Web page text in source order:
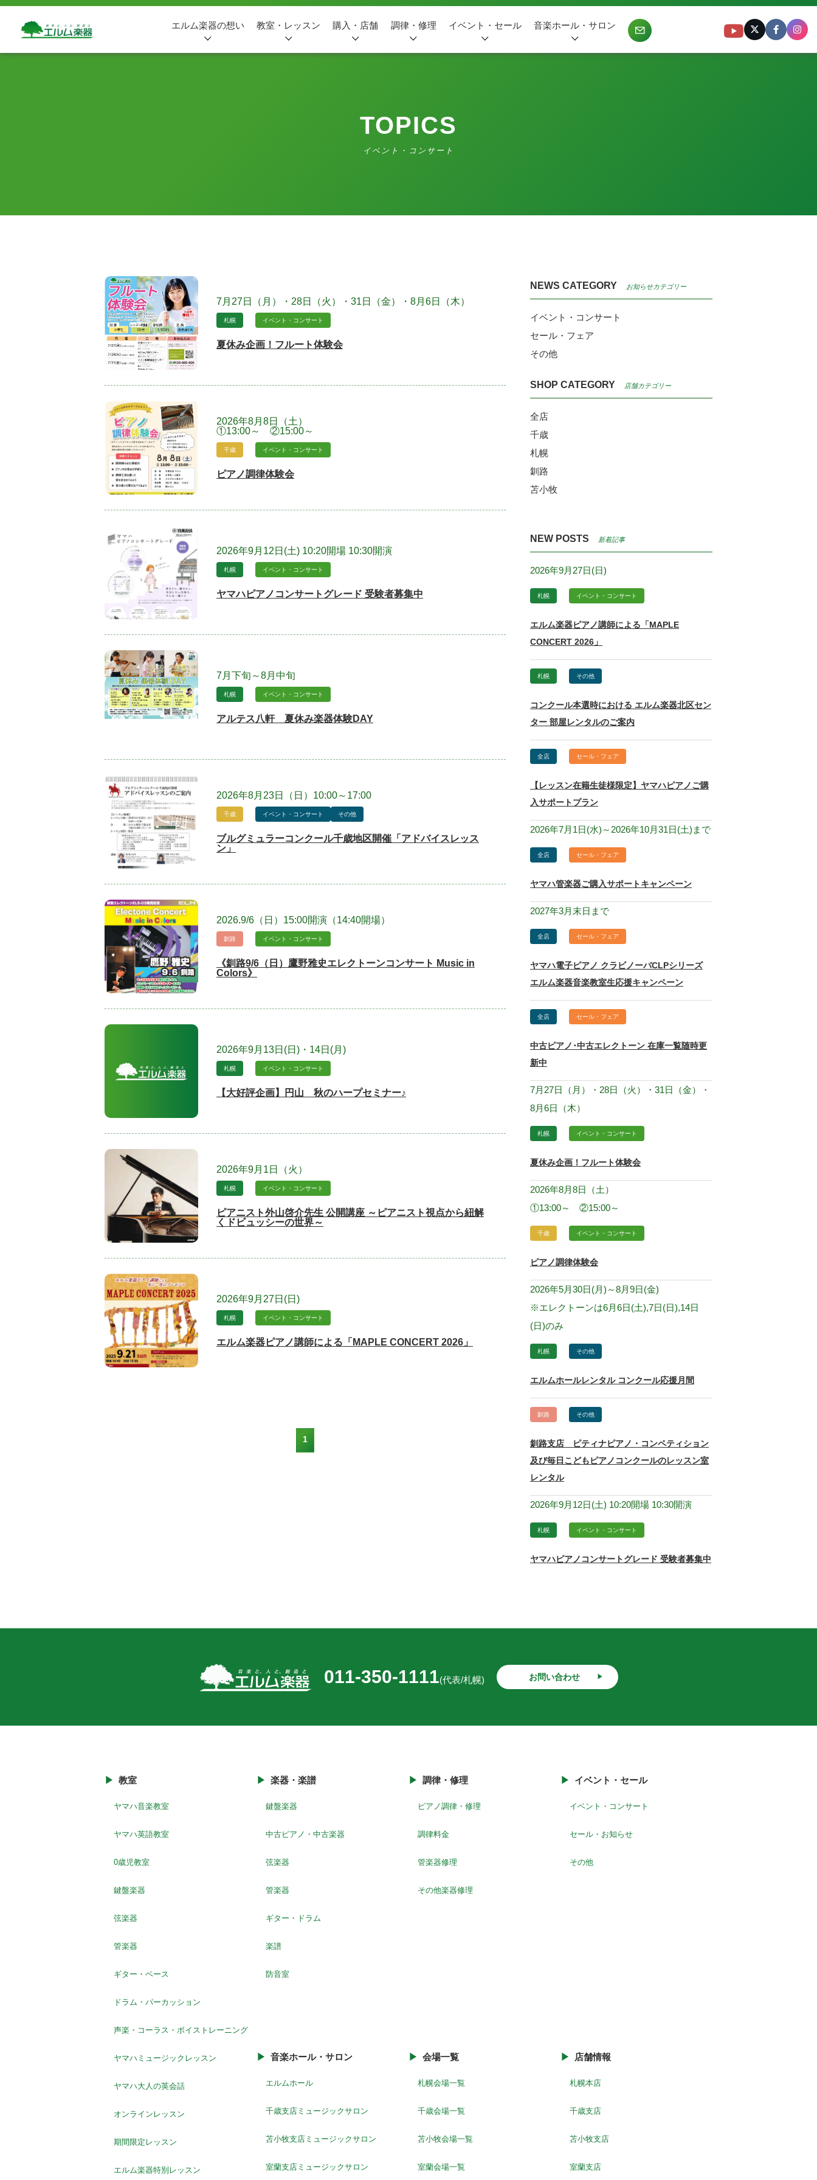
エルム楽器の想い 教室・レッスン 購入・店舗 調律・修理 イベント・セール 音楽ホール・サロン
TOPICS
イベント・コンサート
7月27日（月）・28日（火）・31日（金）・8月6日（木）
札幌 イベント・コンサート
夏休み企画！フルート体験会
2026年8月8日（土）
①13:00～ ②15:00～
千歳 イベント・コンサート
ピアノ調律体験会
2026年9月12日(土) 10:20開場 10:30開演
札幌 イベント・コンサート
ヤマハピアノコンサートグレード 受験者募集中
7月下旬～8月中旬
札幌 イベント・コンサート
アルテス八軒 夏休み楽器体験DAY
2026年8月23日（日）10:00～17:00
千歳 イベント・コンサート その他
ブルグミュラーコンクール千歳地区開催「アドバイスレッス
ン」
2026.9/6（日）15:00開演（14:40開場）
釧路 イベント・コンサート
《釧路9/6（日）鷹野雅史エレクトーンコンサート Music in
Colors》
2026年9月13日(日)・14日(月)
札幌 イベント・コンサート
【大好評企画】円山 秋のハープセミナー♪
2026年9月1日（火）
札幌 イベント・コンサート
ピアニスト外山啓介先生 公開講座 ～ピアニスト視点から紐解
くドビュッシーの世界～
2026年9月27日(日)
札幌 イベント・コンサート
エルム楽器ピアノ講師による「MAPLE CONCERT 2026」
1
NEWS CATEGORY お知らせカテゴリー
イベント・コンサート
セール・フェア
その他
SHOP CATEGORY 店舗カテゴリー
全店
千歳
札幌
釧路
苫小牧
NEW POSTS 新着記事
2026年9月27日(日)
札幌 イベント・コンサート
エルム楽器ピアノ講師による「MAPLE
CONCERT 2026」
札幌 その他
コンクール本選時における エルム楽器北区セン
ター 部屋レンタルのご案内
全店 セール・フェア
【レッスン在籍生徒様限定】ヤマハピアノご購
入サポートプラン
2026年7月1日(水)～2026年10月31日(土)まで
全店 セール・フェア
ヤマハ管楽器ご購入サポートキャンペーン
2027年3月末日まで
全店 セール・フェア
ヤマハ電子ピアノ クラビノーバCLPシリーズ
エルム楽器音楽教室生応援キャンペーン
全店 セール・フェア
中古ピアノ･中古エレクトーン 在庫一覧随時更
新中
7月27日（月）・28日（火）・31日（金）・
8月6日（木）
札幌 イベント・コンサート
夏休み企画！フルート体験会
2026年8月8日（土）
①13:00～ ②15:00～
千歳 イベント・コンサート
ピアノ調律体験会
2026年5月30日(月)～8月9日(金)
※エレクトーンは6月6日(土),7日(日),14日
(日)のみ
札幌 その他
エルムホールレンタル コンクール応援月間
釧路 その他
釧路支店 ピティナピアノ・コンペティション
及び毎日こどもピアノコンクールのレッスン室
レンタル
2026年9月12日(土) 10:20開場 10:30開演
札幌 イベント・コンサート
ヤマハピアノコンサートグレード 受験者募集中
011-350-1111(代表/札幌) お問い合わせ
教室
ヤマハ音楽教室
ヤマハ英語教室
0歳児教室
鍵盤楽器
弦楽器
管楽器
ギター・ベース
ドラム・パーカッション
声楽・コーラス・ボイストレーニング
ヤマハミュージックレッスン
ヤマハ大人の英会話
オンラインレッスン
期間限定レッスン
エルム楽器特別レッスン
楽器・楽譜
鍵盤楽器
中古ピアノ・中古楽器
弦楽器
管楽器
ギター・ドラム
楽譜
防音室
調律・修理
ピアノ調律・修理
調律料金
管楽器修理
その他楽器修理
イベント・セール
イベント・コンサート
セール・お知らせ
その他
音楽ホール・サロン
エルムホール
千歳支店ミュージックサロン
苫小牧支店ミュージックサロン
室蘭支店ミュージックサロン
会場一覧
札幌会場一覧
千歳会場一覧
苫小牧会場一覧
室蘭会場一覧
店舗情報
札幌本店
千歳支店
苫小牧支店
室蘭支店